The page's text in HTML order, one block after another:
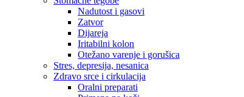
Nadutost i gasovi
Zatvor
Dijareja
Iritabilni kolon
Otežano varenje i gorušica
Stres, depresija, nesanica
Zdravo srce i cirkulacija
Oralni preparati